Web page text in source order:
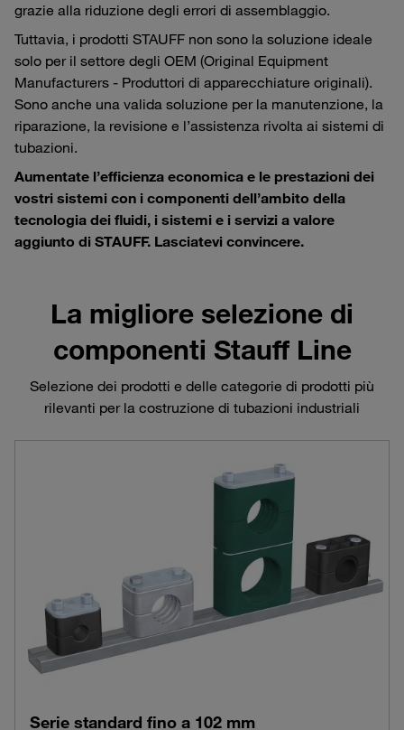
grazie alla riduzione degli errori di assemblaggio.
Tuttavia, i prodotti STAUFF non sono la soluzione ideale
solo per il settore degli OEM (Original Equipment
Manufacturers - Produttori di apparecchiature originali).
Sono anche una valida soluzione per la manutenzione, la
riparazione, la revisione e l’assistenza rivolta ai sistemi di
tubazioni.
Aumentate l’efficienza economica e le prestazioni dei
vostri sistemi con i componenti dell’ambito della
tecnologia dei fluidi, i sistemi e i servizi a valore
aggiunto di STAUFF. Lasciatevi convincere.
La migliore selezione di
componenti Stauff Line
Selezione dei prodotti e delle categorie di prodotti più
rilevanti per la costruzione di tubazioni industriali
Serie standard fino a 102 mm